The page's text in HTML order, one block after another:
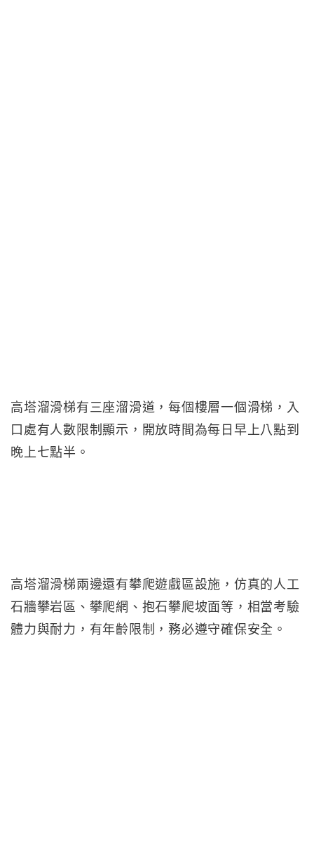
高塔溜滑梯有三座溜滑道，每個樓層一個滑梯，入
口處有人數限制顯示，開放時間為每日早上八點到
晚上七點半。
高塔溜滑梯兩邊還有攀爬遊戲區設施，仿真的人工
石牆攀岩區、攀爬網、抱石攀爬坡面等，相當考驗
體力與耐力，有年齡限制，務必遵守確保安全。